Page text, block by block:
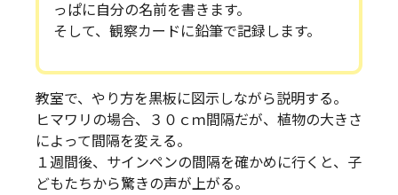
っぱに自分の名前を書きます。
そして、観察カードに鉛筆で記録します。
教室で、やり方を黒板に図示しながら説明する。
ヒマワリの場合、３０ｃｍ間隔だが、植物の大きさ
によって間隔を変える。
１週間後、サインペンの間隔を確かめに行くと、子
どもたちから驚きの声が上がる。